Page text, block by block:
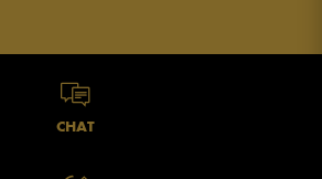
CHAT